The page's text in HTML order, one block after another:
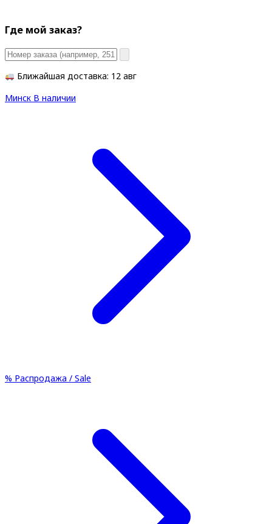
Где мой заказ?
Ближайшая доставка: 12 авг
Минск В наличии
% Распродажа / Sale